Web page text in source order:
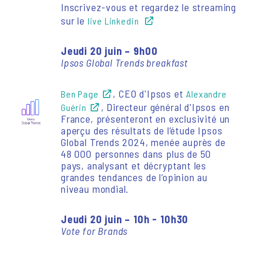
Inscrivez-vous et regardez le streaming
sur le live Linkedin
Jeudi 20 juin – 9h00
Ipsos Global Trends breakfast
Ben Page , CEO d'Ipsos etAlexandre
Guérin
, Directeur général d'Ipsos en
France, présenteront en exclusivité un
aperçu des résultats de l’étude Ipsos
Global Trends 2024, menée auprès de
48 000 personnes dans plus de 50
pays, analysant et décryptant les
grandes tendances de l’opinion au
niveau mondial.
Jeudi 20 juin – 10h - 10h30
Vote for Brands